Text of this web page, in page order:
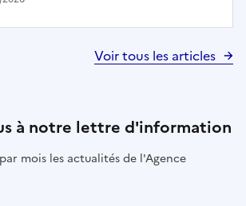
Voir tous les articles
à notre lettre d'information
mois les actualités de l'Agence